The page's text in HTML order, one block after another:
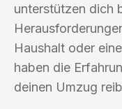
unterstützen dich
Haushalt oder
haben die
deinen Umzug